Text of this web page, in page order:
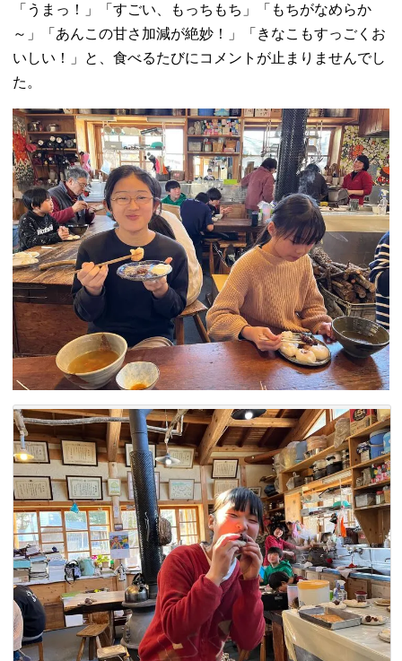
「うまっ！」「すごい、もっちもち」「もちがなめらか
～」「あんこの甘さ加減が絶妙！」「きなこもすっごくお
いしい！」と、食べるたびにコメントが止まりませんでし
た。